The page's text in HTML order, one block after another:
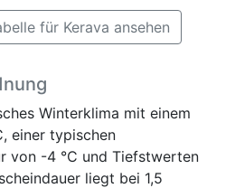
für Kerava ansehen
Winterklima mit einem
einer typischen
von -4 °C und Tiefstwerten
liegt bei 1,5